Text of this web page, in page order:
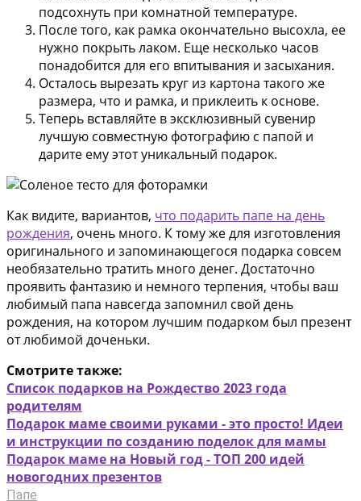
подсохнуть при комнатной температуре.
После того, как рамка окончательно высохла, ее
нужно покрыть лаком. Еще несколько часов
понадобится для его впитывания и засыхания.
Осталось вырезать круг из картона такого же
размера, что и рамка, и приклеить к основе.
Теперь вставляйте в эксклюзивный сувенир
лучшую совместную фотографию с папой и
дарите ему этот уникальный подарок.
Как видите, вариантов, что подарить папе на день
рождения, очень много. К тому же для изготовления
оригинального и запоминающегося подарка совсем
необязательно тратить много денег. Достаточно
проявить фантазию и немного терпения, чтобы ваш
любимый папа навсегда запомнил свой день
рождения, на котором лучшим подарком был презент
от любимой доченьки.
Смотрите также:
Список подарков на Рождество 2023 года
родителям
Подарок маме своими руками - это просто! Идеи
и инструкции по созданию поделок для мамы
Подарок маме на Новый год - ТОП 200 идей
новогодних презентов
Папе